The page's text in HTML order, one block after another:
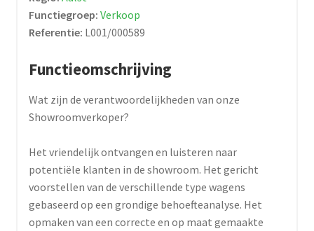
Functiegroep: Verkoop
Referentie: L001/000589
Functieomschrijving
Wat zijn de verantwoordelijkheden van onze
Showroomverkoper?
Het vriendelijk ontvangen en luisteren naar
potentiële klanten in de showroom. Het gericht
voorstellen van de verschillende type wagens
gebaseerd op een grondige behoefteanalyse. Het
opmaken van een correcte en op maat gemaakte